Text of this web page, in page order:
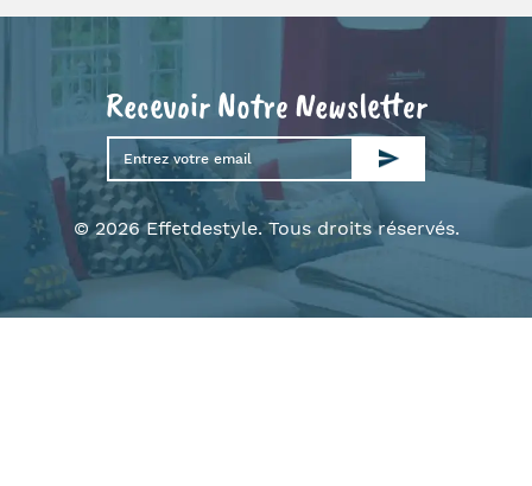
Recevoir Notre Newsletter
© 2026 Effetdestyle. Tous droits réservés.